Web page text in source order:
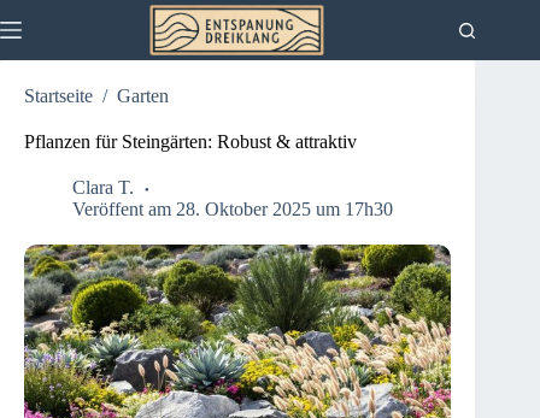
Inhalt
Startseite / Garten
Pflanzen für Steingärten: Robust & attraktiv
Clara T.
Veröffent am 28. Oktober 2025 um 17h30